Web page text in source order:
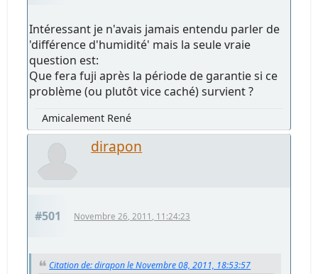
Intéressant je n'avais jamais entendu parler de
'différence d'humidité' mais la seule vraie
question est:
Que fera fuji après la période de garantie si ce
problème (ou plutôt vice caché) survient ?
Amicalement René
dirapon
#501 Novembre 26, 2011, 11:24:23
Citation de: dirapon le Novembre 08, 2011, 18:53:57